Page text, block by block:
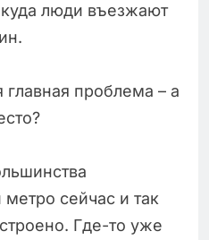
люди въезжают
главная проблема – а
сейчас и так
Где-то уже